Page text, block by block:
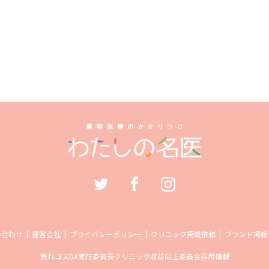
わせ 運営会社 プライバシーポリシー クリニック掲載依頼 ブランド掲
売れコスDX実行委員長クリニック収益向上委員会採用情報